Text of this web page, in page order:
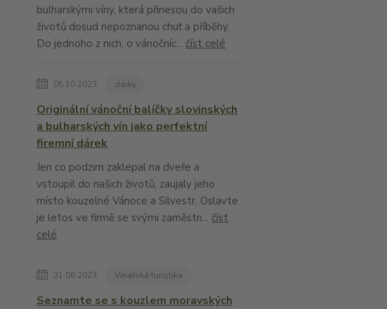
bulharskými víny, která přinesou do vašich
životů dosud nepoznanou chuť a příběhy.
Do jednoho z nich, o vánočníc... číst celé
05.10.2023 dárky
Originální vánoční balíčky slovinských
a bulharských vín jako perfektní
firemní dárek
Jen co podzim zaklepal na dveře a
vstoupil do našich životů, zaujaly jeho
místo kouzelné Vánoce a Silvestr. Oslavte
je letos ve firmě se svými zaměstn... číst
celé
31.08.2023 Vinařská turistika
Seznamte se s kouzlem moravských